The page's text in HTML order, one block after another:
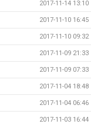
2017-11-14 13:10
2017-11-10 16:45
2017-11-10 09:32
2017-11-09 21:33
2017-11-09 07:33
2017-11-04 18:48
2017-11-04 06:46
2017-11-03 16:44